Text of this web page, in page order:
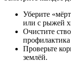
Уберите
или с рыжей
Очистите
профилактика
Проверьте
землёй.